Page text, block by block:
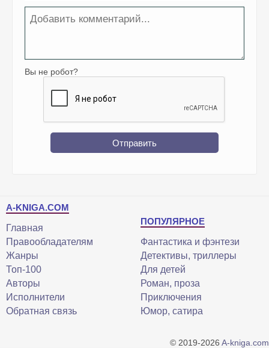
Вы не робот?
Отправить
A-KNIGA.COM
Главная
Правообладателям
Жанры
Топ-100
Авторы
Исполнители
Обратная связь
ПОПУЛЯРНОЕ
Фантастика и фэнтези
Детективы, триллеры
Для детей
Роман, проза
Приключения
Юмор, сатира
© 2019-2026 A-kniga.com